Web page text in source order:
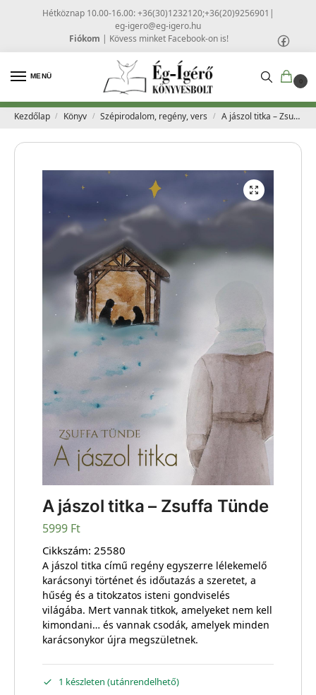
Hétköznap 10.00-16.00: +36(30)1232120;+36(20)9256901 |
eg-igero@eg-igero.hu
Fiókom | Kövess minket Facebook-on is!
MENÜ
0
Kezdőlap / Könyv / Szépirodalom, regény, vers / A jászol titka – Zsuffa Tünde
A jászol titka – Zsuffa Tünde
5999 Ft
Cikkszám: 25580
A jászol titka című regény egyszerre lélekemelő
karácsonyi történet és időutazás a szeretet, a
hűség és a titokzatos isteni gondviselés
világába. Mert vannak titkok, amelyeket nem kell
kimondani… és vannak csodák, amelyek minden
karácsonykor újra megszületnek.
1 készleten (utánrendelhető)